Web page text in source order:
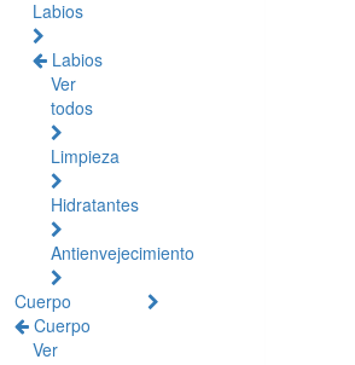
Labios
Labios
Ver
todos
Limpieza
Hidratantes
Antienvejecimiento
Cuerpo
Cuerpo
Ver